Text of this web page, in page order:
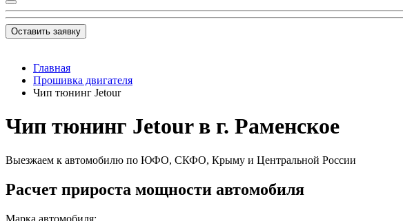
Оставить заявку
Главная
Прошивка двигателя
Чип тюнинг Jetour
Чип тюнинг Jetour в г. Раменское
Выезжаем к автомобилю по ЮФО, СКФО, Крыму и Центральной России
Расчет прироста мощности автомобиля
Марка автомобиля: